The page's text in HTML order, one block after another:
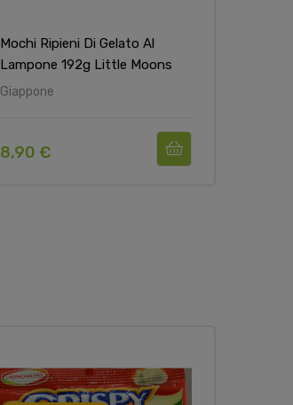
Mochi Ripieni Di Gelato Al
Lampone 192g Little Moons
Giappone
8,90 €